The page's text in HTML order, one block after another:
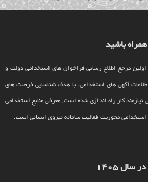
همراه باشید
اولین مرجع اطلاع رسانی فراخوان های استخدامی دولت و
آگهی های استخدامی، با هدف شناسایی فرصت های
نیازمند کار راه اندازی شده است. معرفی منابع استخدامی
استخدامی محوریت فعالیت سامانه نیروی انسانی است.
1405